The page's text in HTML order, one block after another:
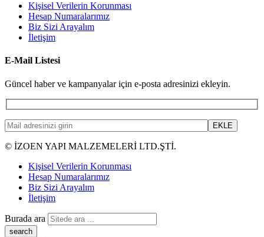
Kişisel Verilerin Korunması
Hesap Numaralarımız
Biz Sizi Arayalım
İletişim
E-Mail Listesi
Güncel haber ve kampanyalar için e-posta adresinizi ekleyin.
© İZOEN YAPI MALZEMELERİ LTD.ŞTİ.
Kişisel Verilerin Korunması
Hesap Numaralarımız
Biz Sizi Arayalım
İletişim
Burada ara